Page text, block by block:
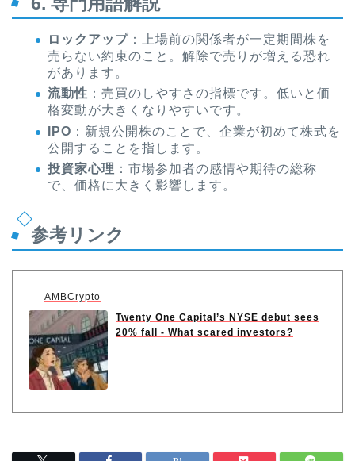
ロックアップ ：上場前の関係者が一定期間株を
売らない約束のこと。解除で売りが増える恐れ
があります。
流動性 ：売買のしやすさの指標です。低いと価
格変動が大きくなりやすいです。
IPO ：新規公開株のことで、企業が初めて株式を
公開することを指します。
投資家心理 ：市場参加者の感情や期待の総称
で、価格に大きく影響します。
参考リンク
AMBCrypto
Twenty One Capital’s NYSE debut sees
20% fall - What scared investors?